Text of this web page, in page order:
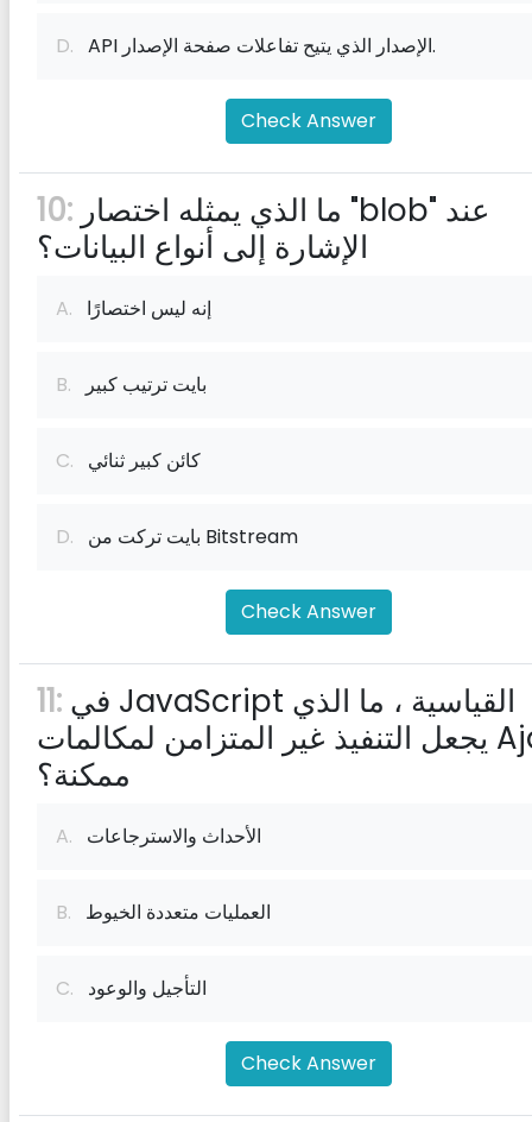
D. API الإصدار الذي يتيح تفاعلات صفحة الإصدار.
Check Answer
10:
الإشارة إلى أنواع البيانات؟
A. إنه ليس اختصارًا
B. بايت ترتيب كبير
C. كائن كبير ثنائي
D. بايت تركت من Bitstream
Check Answer
11:
يجعل التنفيذ غير المتزامن لمكالمات Ajax
ممكنة؟
A. الأحداث والاسترجاعات
B. العمليات متعددة الخيوط
C. التأجيل والوعود
Check Answer